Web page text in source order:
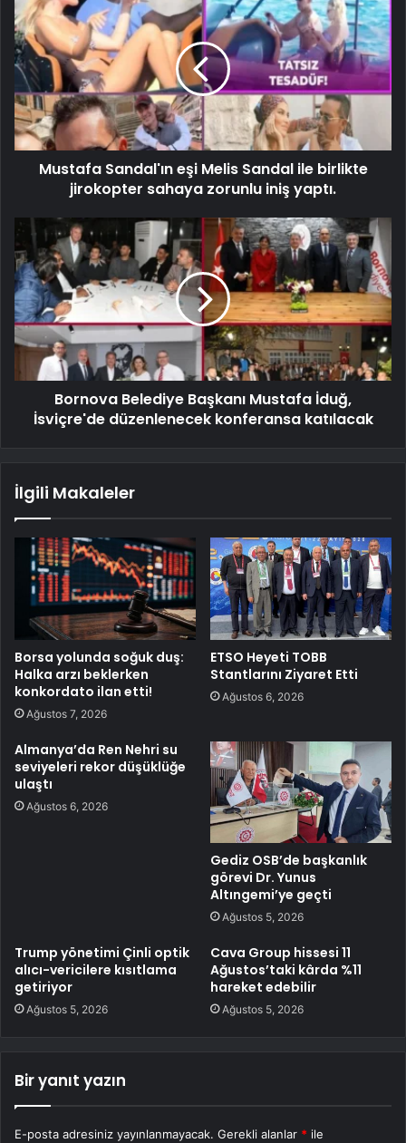
Mustafa Sandal'ın eşi Melis Sandal ile birlikte
jirokopter sahaya zorunlu iniş yaptı.
Bornova Belediye Başkanı Mustafa İduğ,
İsviçre'de düzenlenecek konferansa katılacak
İlgili Makaleler
Borsa yolunda soğuk duş:
Halka arzı beklerken
konkordato ilan etti!
Ağustos 7, 2026
ETSO Heyeti TOBB
Stantlarını Ziyaret Etti
Ağustos 6, 2026
Almanya’da Ren Nehri su
seviyeleri rekor düşüklüğe
ulaştı
Ağustos 6, 2026
Gediz OSB’de başkanlık
görevi Dr. Yunus
Altıngemi’ye geçti
Ağustos 5, 2026
Trump yönetimi Çinli optik
alıcı-vericilere kısıtlama
getiriyor
Ağustos 5, 2026
Cava Group hissesi 11
Ağustos’taki kârda %11
hareket edebilir
Ağustos 5, 2026
Bir yanıt yazın
E-posta adresiniz yayınlanmayacak. Gerekli alanlar * ile